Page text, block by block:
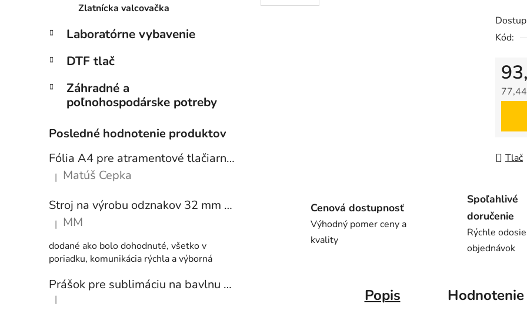
Zlatnícka valcovačka
Laboratórne vybavenie
DTF tlač
Záhradné a
poľnohospodárske potreby
Posledné hodnotenie produktov
Fólia A4 pre atramentové tlačiarne - sada 10 ks
Hodnotenie produktu je 5 z 5 hviezdičiek.
| Matúš Cepka
Stroj na výrobu odznakov 32 mm a 58 mm + 250 ks odznakov
Hodnotenie produktu je 5 z 5 hviezdičiek.
| MM
dodané ako bolo dohodnuté, všetko v
poriadku, komunikácia rýchla a výborná
Prášok pre sublimáciu na bavlnu 1 kg
Hodnotenie produktu je 5 z 5 hviezdičiek.
|
Kód:
Tlač
Cenová dostupnosť
Výhodný pomer ceny a
kvality
Spoľahlivé
doručenie
Rýchle
objednávok
Popis Hodnotenie